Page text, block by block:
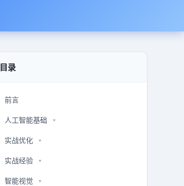
目录
前言
人工智能基础
实战优化
实战经验
智能视觉